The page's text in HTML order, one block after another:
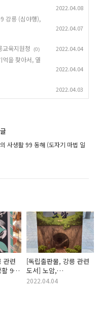
2022.04.08
강릉 (심야행),
2022.04.07
교육지원청 (0) 2022.04.04
을 찾아서, 열
2022.04.04
2022.04.03
사생활 99 동해 (도자기 마법 일
관련
활 99
[독립출판물, 강릉 관련
도서] 노암,
강원도강릉교육지원청
2022.04.04